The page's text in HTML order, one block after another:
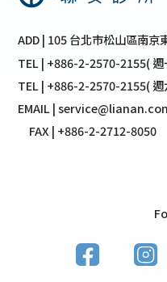
ADD | 105 台北市松山區南京
TEL | +886-2-2570-2155(
TEL | +886-2-2570-2155(
EMAIL |
FAX | +886-2-2712-8050